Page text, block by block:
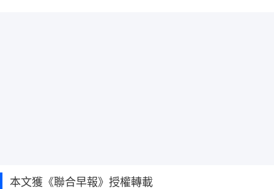
本文獲《聯合早報》授權轉載